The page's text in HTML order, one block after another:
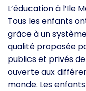
L’éducation à l’Ile
Tous les enfants
grâce à un
qualité proposée
publics et privés
ouverte aux
monde. Les